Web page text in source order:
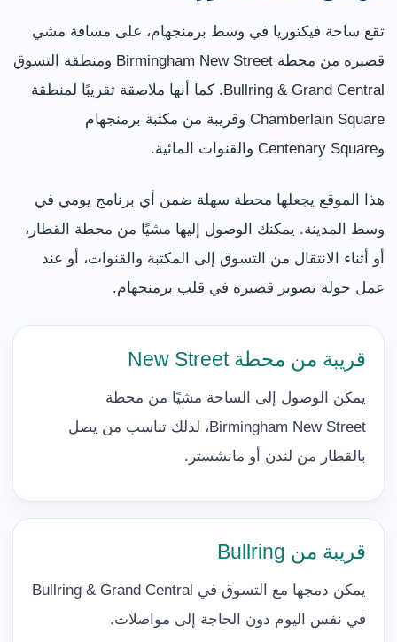
تقع ساحة فيكتوريا في وسط برمنجهام، على مسافة مشي
قصيرة من محطة Birmingham New Street ومنطقة التسوق
Bullring & Grand Central. كما أنها ملاصقة تقريبًا لمنطقة
Chamberlain Square وقريبة من مكتبة برمنجهام
وCentenary Square والقنوات المائية.
هذا الموقع يجعلها محطة سهلة ضمن أي برنامج يومي في
وسط المدينة. يمكنك الوصول إليها مشيًا من محطة القطار،
أو أثناء الانتقال من التسوق إلى المكتبة والقنوات، أو عند
عمل جولة تصوير قصيرة في قلب برمنجهام.
قريبة من محطة New Street
يمكن الوصول إلى الساحة مشيًا من محطة
Birmingham New Street، لذلك تناسب من يصل
بالقطار من لندن أو مانشستر.
قريبة من Bullring
يمكن دمجها مع التسوق في Bullring & Grand Central
في نفس اليوم دون الحاجة إلى مواصلات.